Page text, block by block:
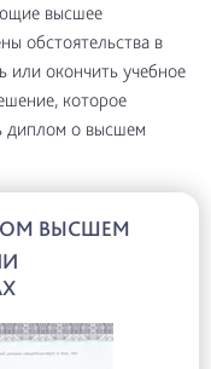
высшее
обстоятельства в
или окончить учебное
которое
диплом о высшем
ВЫСШЕМ